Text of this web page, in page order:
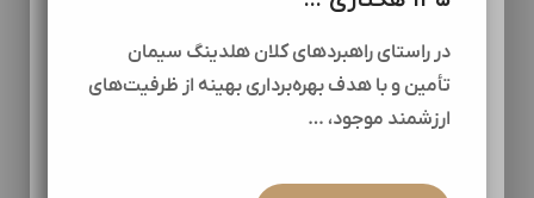
در راستای راهبردهای کلان هلدینگ سیمان
تأمین و با هدف بهره‌برداری بهینه از ظرفیت‌های
ارزشمند موجود، …